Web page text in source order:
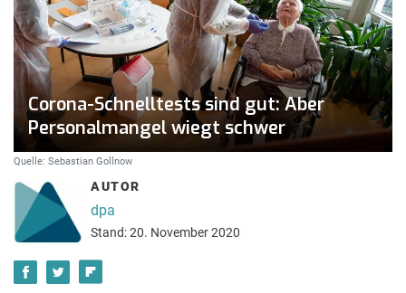
Corona-Schnelltests sind gut: Aber
Personalmangel wiegt schwer
Quelle: Sebastian Gollnow
AUTOR
dpa
Stand: 20. November 2020